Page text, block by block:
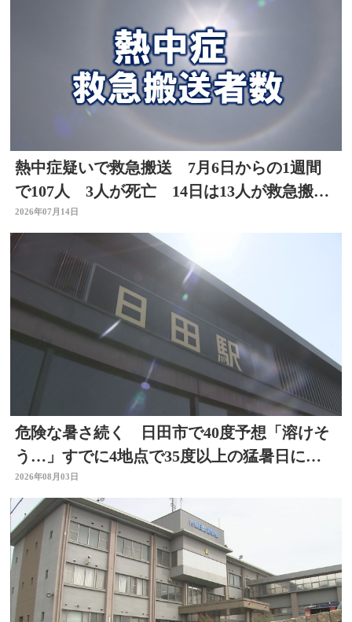
熱中症疑いで救急搬送 7月6日からの1週間
で107人 3人が死亡 14日は13人が救急搬
送 大分
2026年07月14日
危険な暑さ続く 日田市で40度予想「溶けそ
う…」すでに4地点で35度以上の猛暑日に
大分
2026年08月03日